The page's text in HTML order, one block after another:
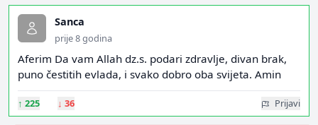
Sanca
prije 8 godina
Aferim Da vam Allah dz.s. podari zdravlje, divan brak,
puno čestitih evlada, i svako dobro oba svijeta. Amin
↑ 225 ↓ 36 Prijavi